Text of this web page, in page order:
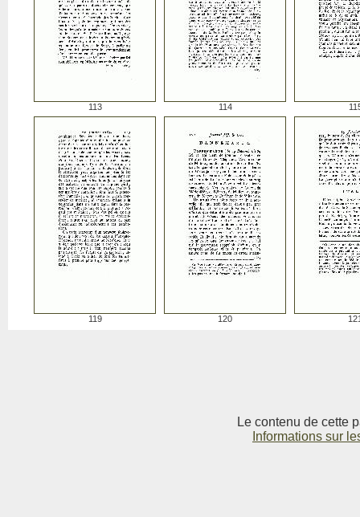
113 114
119 120
Le contenu de cette
Informations sur